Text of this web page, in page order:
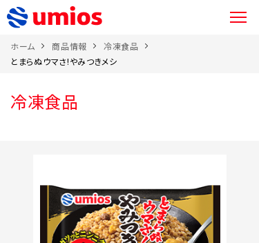
ホーム 商品情報
冷凍食品
とまらぬウマさ!やみつきメシ
冷凍食品